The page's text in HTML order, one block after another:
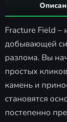
Fracture Field –
добывающей
разлома. Вы
простых
камень и
становятся
постепенно